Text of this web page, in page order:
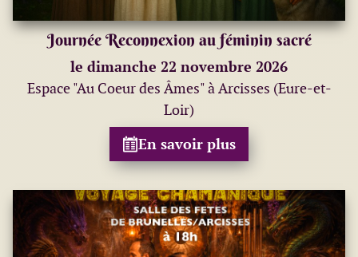
Journée Reconnexion au féminin sacré
le dimanche 22 novembre 2026
Espace "Au Coeur des Âmes" à Arcisses (Eure-et-
Loir)
En savoir plus